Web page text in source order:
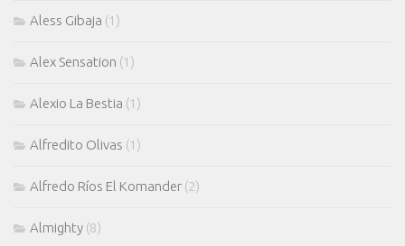
Aless Gibaja (1)
Alex Sensation (1)
Alexio La Bestia (1)
Alfredito Olivas (1)
Alfredo Ríos El Komander (2)
Almighty (8)